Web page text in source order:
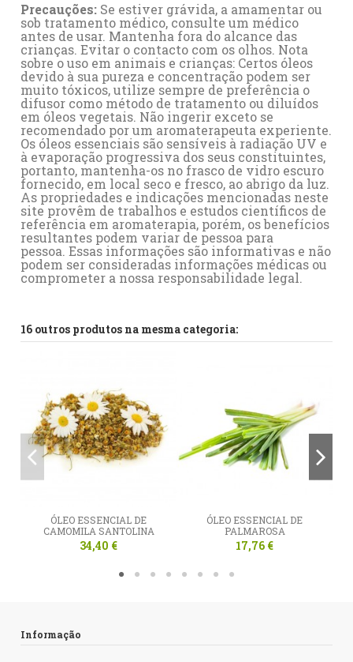
Precauções: Se estiver grávida, a amamentar ou
sob tratamento médico, consulte um médico
antes de usar. Mantenha fora do alcance das
crianças. Evitar o contacto com os olhos. Nota
sobre o uso em animais e crianças: Certos óleos
devido à sua pureza e concentração podem ser
muito tóxicos, utilize sempre de preferência o
difusor como método de tratamento ou diluídos
em óleos vegetais. Não ingerir exceto se
recomendado por um aromaterapeuta experiente.
Os óleos essenciais são sensíveis à radiação UV e
à evaporação progressiva dos seus constituintes,
portanto, mantenha-os no frasco de vidro escuro
fornecido, em local seco e fresco, ao abrigo da luz.
As propriedades e indicações mencionadas neste
site provêm de trabalhos e estudos científicos de
referência em aromaterapia, porém, os benefícios
resultantes podem variar de pessoa para
pessoa. Essas informações são informativas e não
podem ser consideradas informações médicas ou
comprometer a nossa responsabilidade legal.
Downloads (258.42k)
16 outros produtos na mesma categoria:
ÓLEO ESSENCIAL DE
CAMOMILA SANTOLINA
34,40 €
ÓLEO ESSENCIAL DE
PALMAROSA
17,76 €
Informação